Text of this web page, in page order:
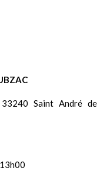
Saint André de